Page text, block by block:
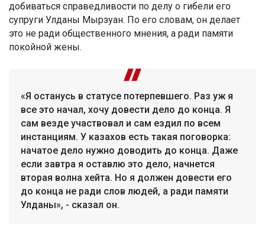
добиваться справедливости по делу о гибели его
супруги Улданы Мырзуан. По его словам, он делает
это не ради общественного мнения, а ради памяти
покойной жены.
«Я останусь в статусе потерпевшего. Раз уж я
все это начал, хочу довести дело до конца. Я
сам везде участвовал и сам ездил по всем
инстанциям. У казахов есть такая поговорка:
начатое дело нужно доводить до конца. Даже
если завтра я оставлю это дело, начнется
вторая волна хейта. Но я должен довести его
до конца не ради слов людей, а ради памяти
Улданы», - сказал он.